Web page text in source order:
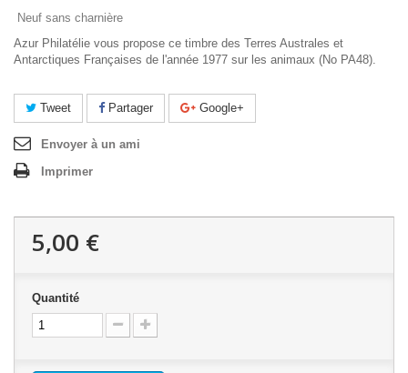
Neuf sans charnière
Azur Philatélie vous propose ce timbre des Terres Australes et
Antarctiques Françaises de l'année 1977 sur les animaux (No PA48).
Tweet Partager Google+
Envoyer à un ami
Imprimer
5,00 €
Quantité